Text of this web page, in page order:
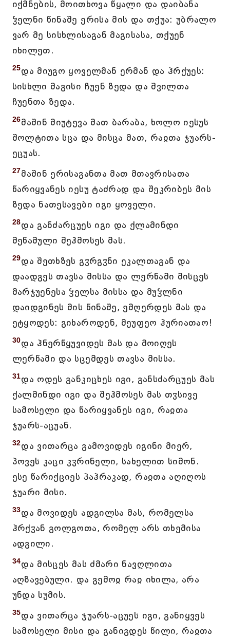
იქმნების, მოითხოვა წყალი და დაიბანა
ჴელნი წინაშე ერისა მის და თქუა: უბრალო
ვარ მე სისხლისაგან მაგისასა, თქუენ
იხილეთ.
25და მიუგო ყოველმან ერმან და ჰრქუეს:
სისხლი მაგისი ჩუენ ზედა და შვილთა
ჩუენთა ზედა.
26მაშინ მიუტევა მათ ბარაბა, ხოლო იესუს
შოლტითა სცა და მისცა მათ, რაჲთა ჯუარს-
ეცუას.
27მაშინ ერისაგანთა მათ მთავრისათა
წარიყვანეს იესუ ტაძრად და შეკრიბეს მის
ზედა ნათესავები იგი ყოველი.
28და განძარცუეს იგი და ქლამინდი
მეწამული შეჰმოსეს მას.
29და შეთხზეს გჳრგჳნი ეკალთაგან და
დაადგეს თავსა მისსა და ლერწამი მისცეს
მარჯუენესა ჴელსა მისსა და მუჴლნი
დაიდგინეს მის წინაშე, ემღერდეს მას და
ეტყოდეს: გიხაროდენ, მეუფეო ჰურიათაო!
30და ჰნერწყუვიდეს მას და მოიღეს
ლერწამი და სცემდეს თავსა მისსა.
31და ოდეს განკიცხეს იგი, განსძარცუეს მას
ქალმინდი იგი და შეჰმოსეს მას თჳსივე
სამოსელი და წარიყვანეს იგი, რაჲთა
ჯუარს-აცუან.
32და ვითარცა გამოვიდეს იგინი მიერ,
პოვეს კაცი კჳრინელი, სახელით სიმონ.
ესე წარიქციეს პაჰრაკად, რაჲთა აღიღოს
ჯუარი მისი.
33და მოვიდეს ადგილსა მას, რომელსა
ჰრქჳან გოლგოთა, რომელ არს თხემისა
ადგილი.
34და მისცეს მას ძმარი ნავღლითა
აღზავებული. და გემოჲ რაჲ იხილა, არა
უნდა სუმის.
35და ვითარცა ჯუარს-აცუეს იგი, განიყვეს
სამოსელი მისი და განიგდეს წილი, რაჲთა